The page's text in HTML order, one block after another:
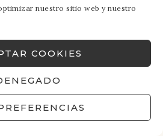
nuestro sitio web y nuestro
COOKIES
Privacidad
© 2026